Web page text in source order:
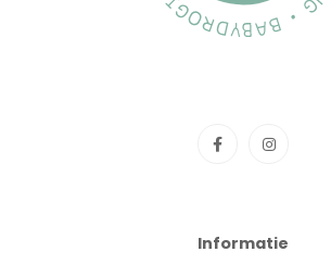
Informatie